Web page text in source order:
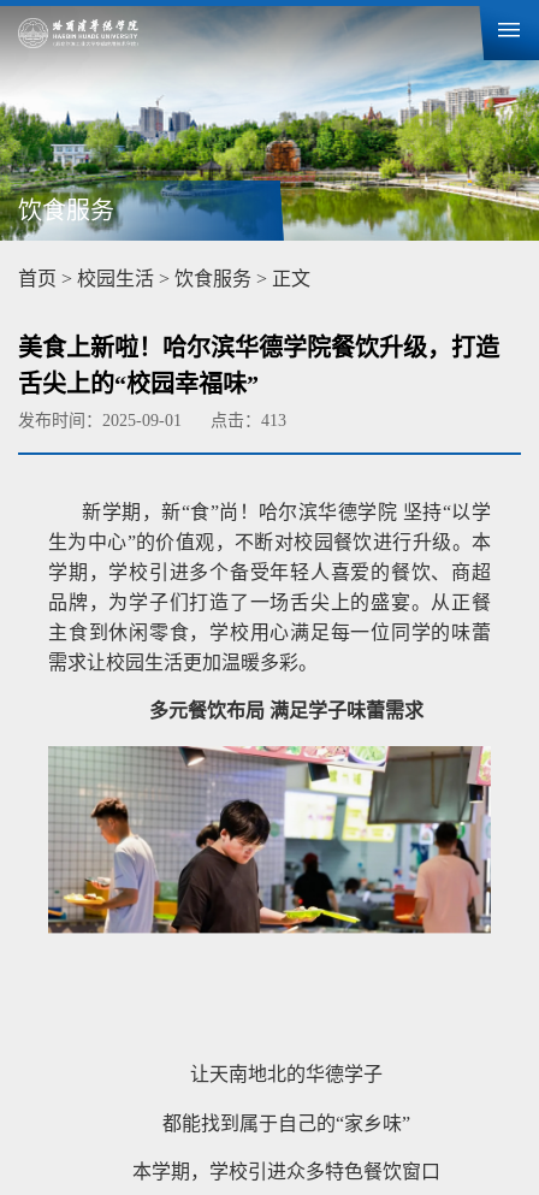
饮食服务
首页 > 校园生活 > 饮食服务 > 正文
美食上新啦！哈尔滨华德学院餐饮升级，打造
舌尖上的“校园幸福味”
发布时间：2025-09-01 点击： 413
新学期，新“食”尚！哈尔滨华德学院 坚持“以学
生为中心”的价值观，不断对校园餐饮进行升级。本
学期，学校引进多个备受年轻人喜爱的餐饮、商超
品牌，为学子们打造了一场舌尖上的盛宴。从正餐
主食到休闲零食，学校用心满足每一位同学的味蕾
需求让校园生活更加温暖多彩。
多元餐饮布局 满足学子味蕾需求
让天南地北的华德学子
都能找到属于自己的“家乡味”
本学期，学校引进众多特色餐饮窗口